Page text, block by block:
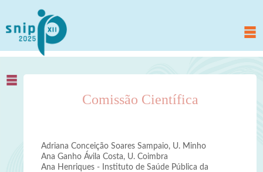
Comissão Científica
Adriana Conceição Soares Sampaio, U. Minho
Ana Ganho Ávila Costa, U. Coimbra
Ana Henriques - Instituto de Saúde Pública da